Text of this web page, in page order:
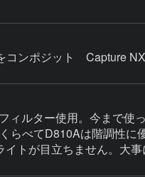
コンポジット　Capture
ィルター使用。今まで使
らべてD810Aは階調性に
イトが目立ちません。大事